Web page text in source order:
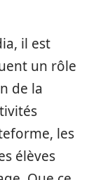
il est
un rôle
de la
les
élèves